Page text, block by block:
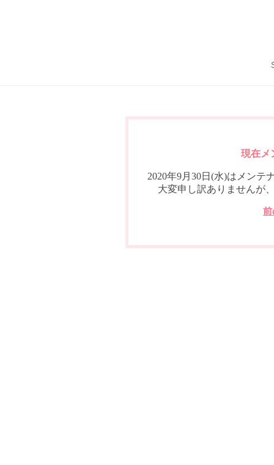
現在メ
2020年9月30日(水)はメンテ
大変申し訳ありませんが
前